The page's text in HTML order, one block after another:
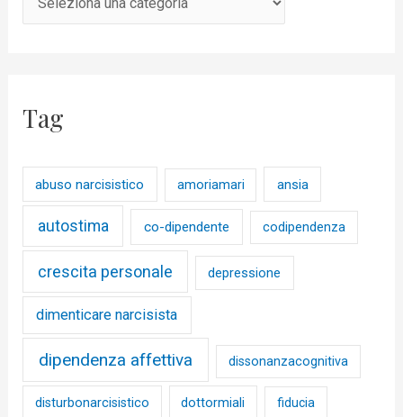
Tag
abuso narcisistico amoriamari ansia
autostima co-dipendente codipendenza
crescita personale depressione
dimenticare narcisista
dipendenza affettiva dissonanzacognitiva
disturbonarcisistico dottormiali fiducia